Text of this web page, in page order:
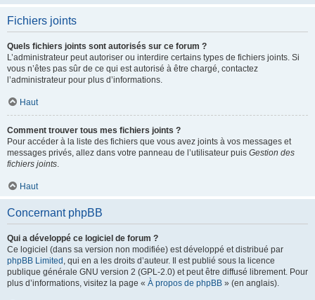
Fichiers joints
Quels fichiers joints sont autorisés sur ce forum ?
L’administrateur peut autoriser ou interdire certains types de fichiers joints. Si
vous n’êtes pas sûr de ce qui est autorisé à être chargé, contactez
l’administrateur pour plus d’informations.
Haut
Comment trouver tous mes fichiers joints ?
Pour accéder à la liste des fichiers que vous avez joints à vos messages et
messages privés, allez dans votre panneau de l’utilisateur puis Gestion des
fichiers joints.
Haut
Concernant phpBB
Qui a développé ce logiciel de forum ?
Ce logiciel (dans sa version non modifiée) est développé et distribué par
phpBB Limited , qui en a les droits d’auteur. Il est publié sous la licence
publique générale GNU version 2 (GPL-2.0) et peut être diffusé librement. Pour
plus d’informations, visitez la page « À propos de phpBB » (en anglais).